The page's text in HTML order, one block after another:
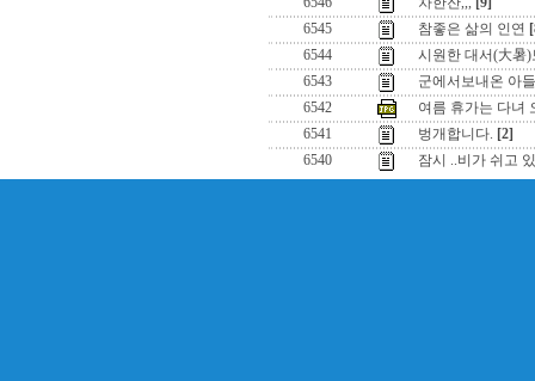
6545
참좋은 삶의 인연
6544
시원한 대서(大暑
6543
군에서보내온 아
6542
여름 휴가는 다녀
6541
벙개합니다. [2]
6540
잠시 ..비가 쉬고